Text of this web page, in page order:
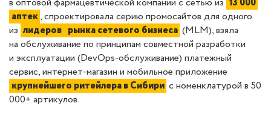
аптек, спроектировала серию промосайтов для одного
из лидеров рынка сетевого бизнеса (MLM), взяла
на обслуживание по принципам совместной разработки
и эксплуатации (DevOps-обслуживание) платежный
сервис, интернет-магазин и мобильное приложение
крупнейшего ритейлера в Сибири с номенклатурой в 50
000+ артикулов.